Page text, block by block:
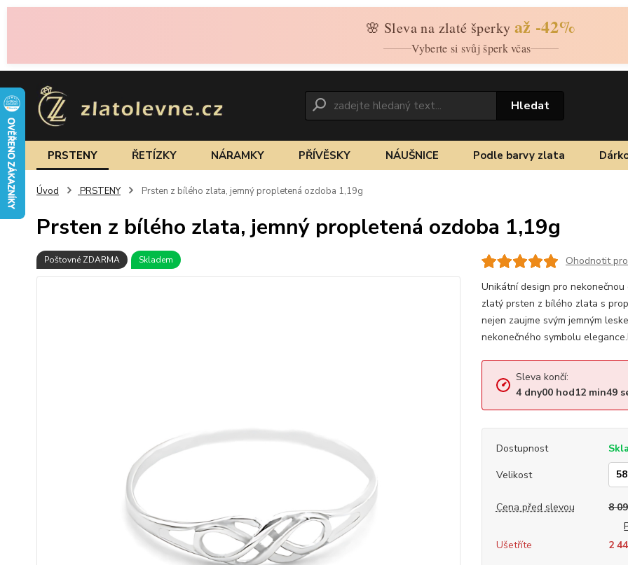
🌸 Sleva na zlaté šperky až -42%
Vyberte si svůj šperk včas
Hledat
PRSTENY ŘETÍZKY NÁRAMKY PŘÍVĚSKY NÁUŠNICE Podle barvy zlata
Úvod PRSTENY Prsten z bílého zlata, jemný propletená ozdoba 1,19g
Prsten z bílého zlata, jemný propletená ozdoba 1,19g
Poštovné ZDARMA Skladem
Ohodnotit
Unikátní design pro
zlatý prsten z bílého zlata s
nejen zaujme svým jemným
nekonečného symbolu
Sleva končí:
4 dny00hod12min49
Dostupnost
Velikost
Cena před slevou
8
Ušetříte
2